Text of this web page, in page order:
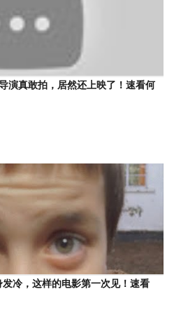
演真敢拍，居然还上映了！速看何
发冷，这样的电影第一次见！速看